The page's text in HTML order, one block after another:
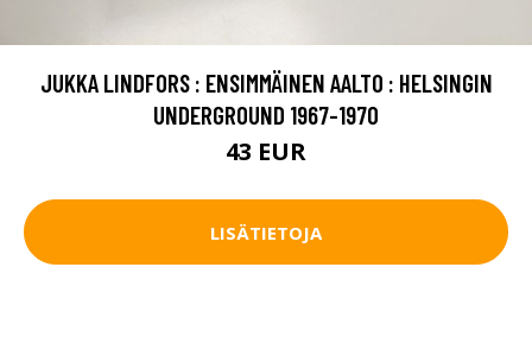
JUKKA LINDFORS : ENSIMMÄINEN AALTO : HELSINGIN
UNDERGROUND 1967-1970
43 EUR
LISÄTIETOJA